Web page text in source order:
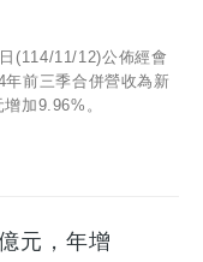
(114/11/12)公佈經會
前三季合併營收為新
加9.96%。
元，年增